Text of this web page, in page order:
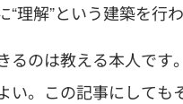
理解”という建築を行
るのは教える本人で
い。この記事にして